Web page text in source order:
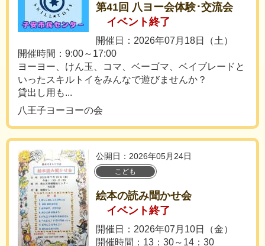
第41回 八ヨー会体験･交流会
イベント終了
開催日：2026年07月18日（土）
開催時間：9:00～17:00
ヨーヨー、けん玉、コマ、ベーゴマ、ベイブレードと
いったスキルトイをみんなで遊びませんか？
貸出し用も...
八王子ヨーヨーの会
公開日：2026年05月24日
こども
絵本の読み聞かせ会
イベント終了
開催日：2026年07月10日（金）
開催時間：13：30～14：30